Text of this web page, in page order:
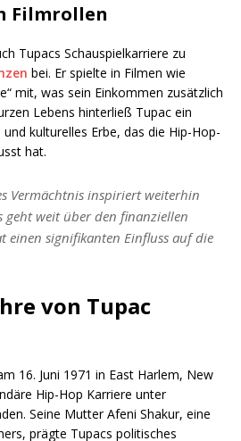
Filmrollen
Tupacs Schauspielkarriere zu
bei. Er spielte in Filmen wie
mit, was sein Einkommen zusätzlich
Lebens hinterließ Tupac ein
kulturelles Erbe, das die Hip-Hop-
hat.
Vermächtnis inspiriert weiterhin
geht weit über den finanziellen
einen signifikanten Einfluss auf die
von Tupac
16. Juni 1971 in East Harlem, New
Hip-Hop Karriere unter
Seine Mutter Afeni Shakur, eine
prägte Tupacs politisches